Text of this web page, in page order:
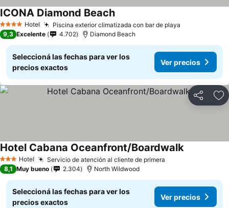
4 EstrellasHotel Piscina exterior climatizada con bar de playa
ICONA Diamond Beach
9,3 Excelente 4.702 Diamond Beach
Seleccioná las fechas para ver los
precios exactos
Ver precios
Compartir
3 Estrellas
Hotel Servicio de atención al cliente de primera
Hotel Cabana Oceanfront/Boardwalk
8,1 Muy bueno 2.304 North Wildwood
Seleccioná las fechas para ver los
precios exactos
Ver precios